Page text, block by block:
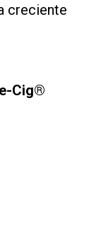
creciente
Cig®